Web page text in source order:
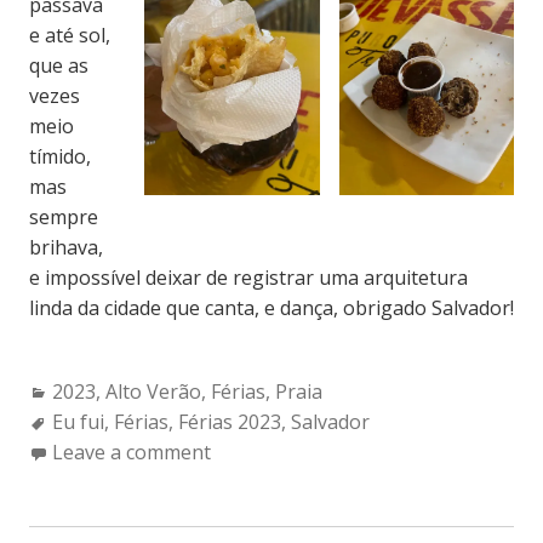
u
m
a
o
r
!
e até sol,
que as
vezes
meio
tímido,
mas
sempre
brihava,
e impossível deixar de registrar uma arquitetura
linda da cidade que canta, e dança, obrigado Salvador!
Categories:
2023, Alto Verão, Férias, Praia
Tags:
Eu fui, Férias, Férias 2023, Salvador
Leave a comment